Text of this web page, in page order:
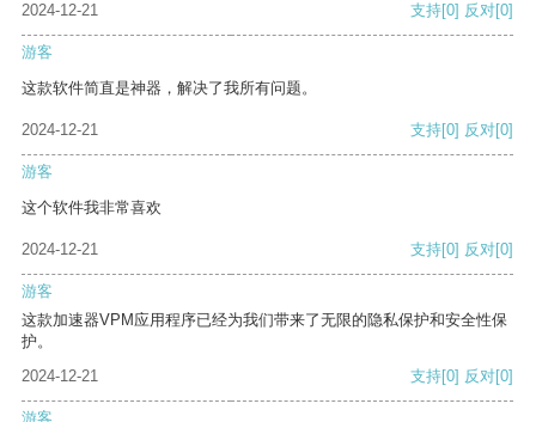
2024-12-21 支持[0] 反对[0]
游客
这款软件简直是神器，解决了我所有问题。
2024-12-21 支持[0] 反对[0]
游客
这个软件我非常喜欢
2024-12-21 支持[0] 反对[0]
游客
这款加速器VPM应用程序已经为我们带来了无限的隐私保护和安全性保
护。
2024-12-21
支持[0] 反对[0]
游客